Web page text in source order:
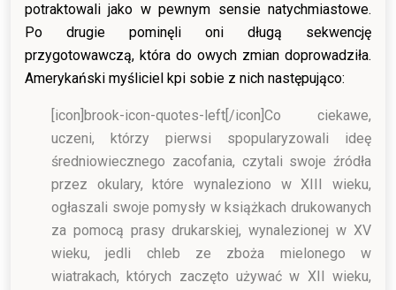
potraktowali jako w pewnym sensie natychmiastowe.
Po drugie pominęli oni długą sekwencję
przygotowawczą, która do owych zmian doprowadziła.
Amerykański myśliciel kpi sobie z nich następująco:
[icon]brook-icon-quotes-left[/icon] Co ciekawe,
uczeni, którzy pierwsi spopularyzowali ideę
średniowiecznego zacofania, czytali swoje źródła
przez okulary, które wynaleziono w XIII wieku,
ogłaszali swoje pomysły w książkach drukowanych
za pomocą prasy drukarskiej, wynalezionej w XV
wieku, jedli chleb ze zboża mielonego w
wiatrakach, których zaczęto używać w XII wieku,